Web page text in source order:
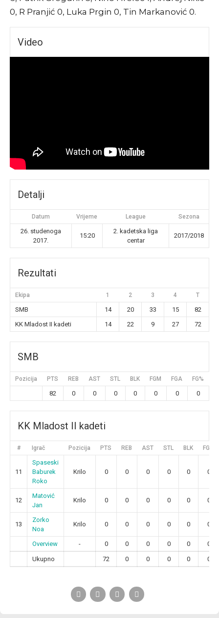
0, R Pranjić 0, Luka Prgin 0, Tin Markanović 0.
Video
Detalji
Datum Vrijeme League Sezona
26. studenoga
2017.
15:20
2. kadetska liga
centar
2017/2018
Rezultati
Ekipa 1 2 3 4 T
SMB 14 20 33 15
82
KK Mladost II kadeti
14 22 9 27 72
SMB
Pozicija PTS REB AST STL BLK FGM FGA FG%
82 0 0 0 0 0 0 0
KK Mladost II kadeti
# Igrač Pozicija PTS REB AST STL BLK FGM
11
Spaseski
Baburek
Roko
Krilo 0 0 0 0 0 0
12
Matović
Jan
Krilo 0 0 0 0 0 0
13
Zorko
Noa
Krilo 0 0 0 0 0 0
Overview - 0 0 0 0 0 0
Ukupno 72 0 0 0 0 0